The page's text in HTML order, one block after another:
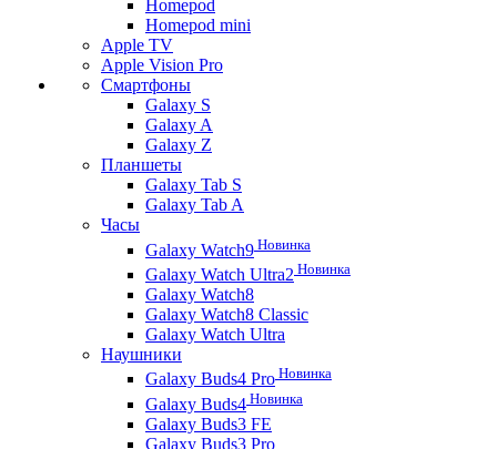
Homepod
Homepod mini
Apple TV
Apple Vision Pro
Смартфоны
Galaxy S
Galaxy A
Galaxy Z
Планшеты
Galaxy Tab S
Galaxy Tab A
Часы
Galaxy Watch9 Новинка
Galaxy Watch Ultra2 Новинка
Galaxy Watch8
Galaxy Watch8 Classic
Galaxy Watch Ultra
Наушники
Galaxy Buds4 Pro Новинка
Galaxy Buds4 Новинка
Galaxy Buds3 FE
Galaxy Buds3 Pro